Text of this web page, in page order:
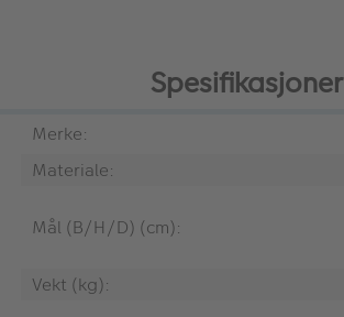
Spesifikasjoner
Merke:
Materiale:
Mål (B/H/D) (cm):
Vekt (kg):